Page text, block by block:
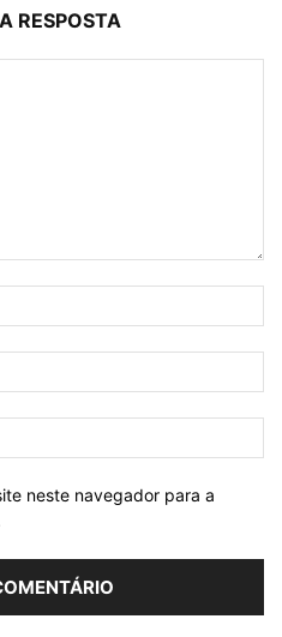
RESPOSTA
neste navegador para a